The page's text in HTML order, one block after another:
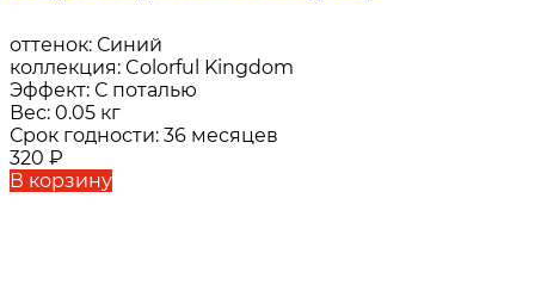
оттенок: Синий
коллекция: Colorful Kingdom
Эффект: С поталью
Вес: 0.05 кг
Срок годности: 36 месяцев
320 ₽
В корзину